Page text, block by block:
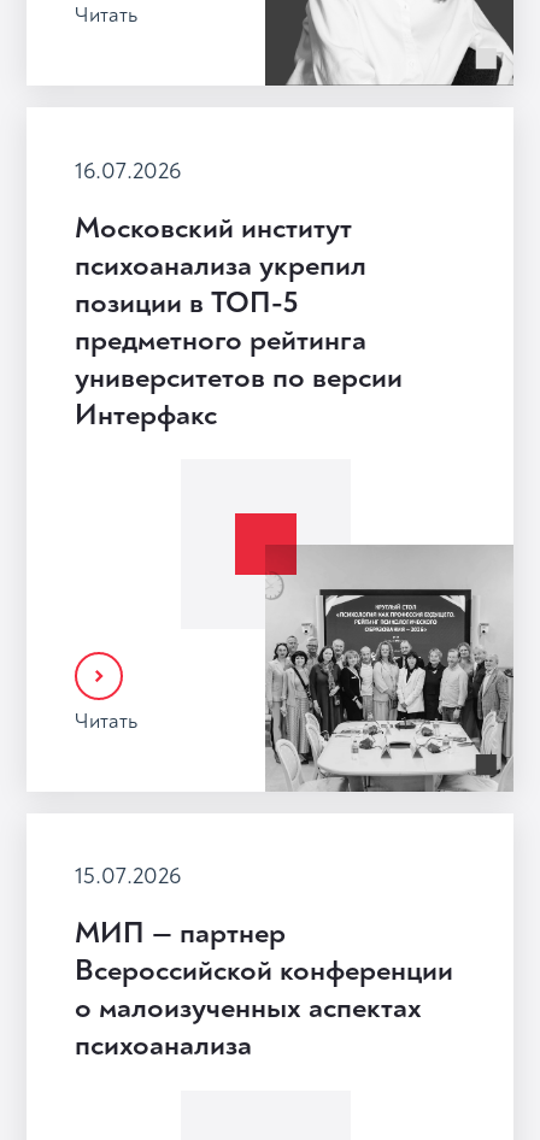
Читать
16.07.2026
Московский институт
психоанализа укрепил
позиции в ТОП-5
предметного рейтинга
университетов по версии
Интерфакс
Читать
15.07.2026
МИП — партнер
Всероссийской конференции
о малоизученных аспектах
психоанализа